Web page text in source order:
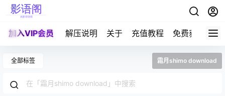
加入VIP会员 解压说明 关于 充值教程 免费获取积分
全部标签 霜月shimo download